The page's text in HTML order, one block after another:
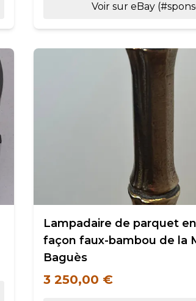
Voir sur eBay
Lampadaire de parquet
façon faux-bambou de la
Baguès
3 250,00 €